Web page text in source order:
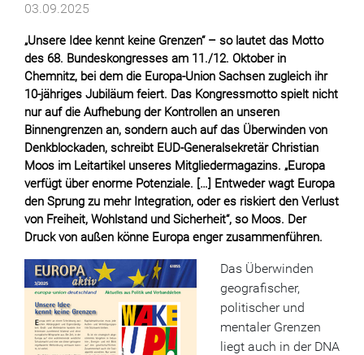
03.09.2025
„Unsere Idee kennt keine Grenzen“ – so lautet das Motto
des 68. Bundeskongresses am 11./12. Oktober in
Chemnitz, bei dem die Europa-Union Sachsen zugleich ihr
10-jähriges Jubiläum feiert. Das Kongressmotto spielt nicht
nur auf die Aufhebung der Kontrollen an unseren
Binnengrenzen an, sondern auch auf das Überwinden von
Denkblockaden, schreibt EUD-Generalsekretär Christian
Moos im Leitartikel unseres Mitgliedermagazins. „Europa
verfügt über enorme Potenziale. […] Entweder wagt Europa
den Sprung zu mehr Integration, oder es riskiert den Verlust
von Freiheit, Wohlstand und Sicherheit“, so Moos. Der
Druck von außen könne Europa enger zusammenführen.
Das Überwinden
geografischer,
politischer und
mentaler Grenzen
liegt auch in der DNA